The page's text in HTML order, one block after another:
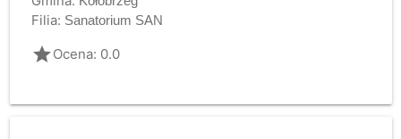
Filia: Sanatorium SAN
gradeOcena: 0.0